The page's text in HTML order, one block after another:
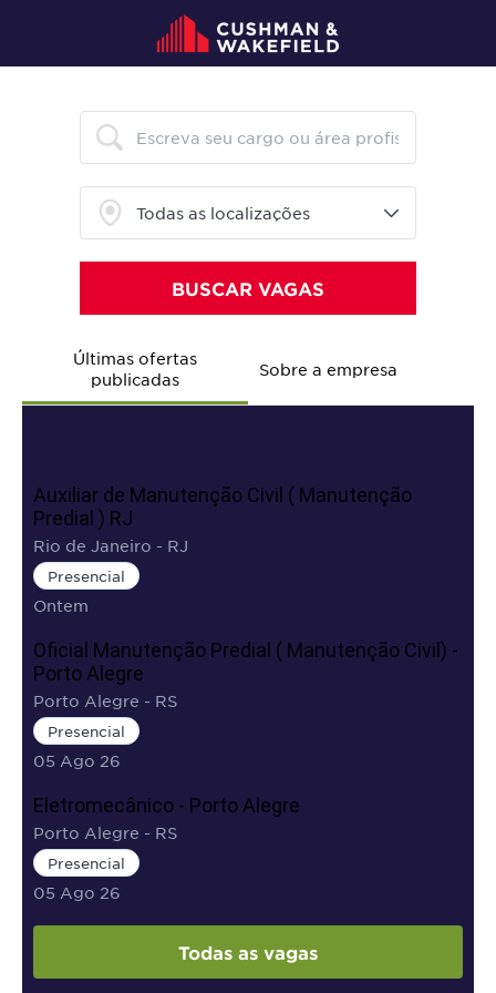
Últimas ofertas
publicadas
Sobre a empresa
Auxiliar de Manutenção Civil ( Manutenção
Predial ) RJ
Rio de Janeiro - RJ
Presencial
Ontem
Oficial Manutenção Predial ( Manutenção Civil) -
Porto Alegre
Porto Alegre - RS
Presencial
05 Ago 26
Eletromecânico - Porto Alegre
Porto Alegre - RS
Presencial
05 Ago 26
Todas as vagas